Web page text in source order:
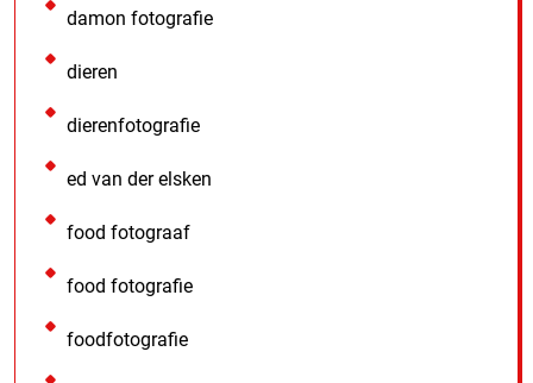
damon fotografie
dieren
dierenfotografie
ed van der elsken
food fotograaf
food fotografie
foodfotografie